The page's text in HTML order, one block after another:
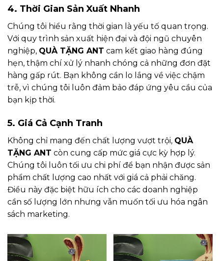
4. Thời Gian Sản Xuất Nhanh
Chúng tôi hiểu rằng thời gian là yếu tố quan trọng.
Với quy trình sản xuất hiện đại và đội ngũ chuyên
nghiệp, QUÀ TẶNG ANT cam kết giao hàng đúng
hẹn, thậm chí xử lý nhanh chóng cả những đơn đặt
hàng gấp rút. Bạn không cần lo lắng về việc chậm
trễ, vì chúng tôi luôn đảm bảo đáp ứng yêu cầu của
bạn kịp thời.
5. Giá Cả Cạnh Tranh
Không chỉ mang đến chất lượng vượt trội, QUÀ
TẶNG ANT còn cung cấp mức giá cực kỳ hợp lý.
Chúng tôi luôn tối ưu chi phí để bạn nhận được sản
phẩm chất lượng cao nhất với giá cả phải chăng.
Điều này đặc biệt hữu ích cho các doanh nghiệp
cần số lượng lớn nhưng vẫn muốn tối ưu hóa ngân
sách marketing.